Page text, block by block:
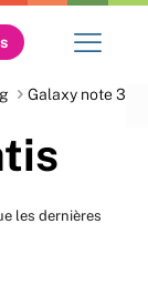
Galaxy note 3
les dernières